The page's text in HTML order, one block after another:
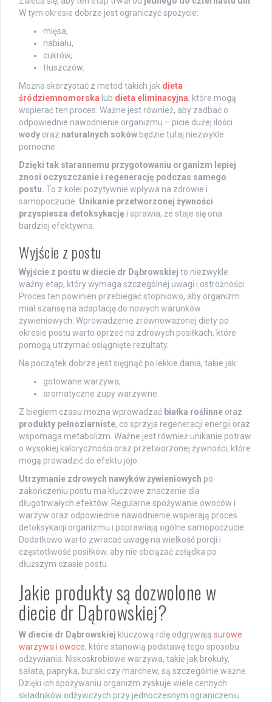
W tym okresie dobrze jest ograniczyć spożycie:
mięsa,
nabiału,
cukrów,
tłuszczów.
Można skorzystać z metod takich jak dieta
śródziemnomorska lub dieta eliminacyjna, które mogą
wspierać ten proces. Ważne jest również, aby zadbać o
odpowiednie nawodnienie organizmu – picie dużej ilości
wody oraz naturalnych soków będzie tutaj niezwykle
pomocne.
Dzięki tak starannemu przygotowaniu organizm lepiej
znosi oczyszczanie i regenerację podczas samego
postu. To z kolei pozytywnie wpływa na zdrowie i
samopoczucie. Unikanie przetworzonej żywności
przyspiesza detoksykację i sprawia, że staje się ona
bardziej efektywna.
Wyjście z postu
Wyjście z postu w diecie dr Dąbrowskiej to niezwykle
ważny etap, który wymaga szczególnej uwagi i ostrożności.
Proces ten powinien przebiegać stopniowo, aby organizm
miał szansę na adaptację do nowych warunków
żywieniowych. Wprowadzenie zrównoważonej diety po
okresie postu warto oprzeć na zdrowych posiłkach, które
pomogą utrzymać osiągnięte rezultaty.
Na początek dobrze jest sięgnąć po lekkie dania, takie jak:
gotowane warzywa,
aromatyczne zupy warzywne.
Z biegiem czasu można wprowadzać białka roślinne oraz
produkty pełnoziarniste, co sprzyja regeneracji energii oraz
wspomaga metabolizm. Ważne jest również unikanie potraw
o wysokiej kaloryczności oraz przetworzonej żywności, które
mogą prowadzić do efektu jojo.
Utrzymanie zdrowych nawyków żywieniowych po
zakończeniu postu ma kluczowe znaczenie dla
długotrwałych efektów. Regularne spożywanie owoców i
warzyw oraz odpowiednie nawodnienie wspierają proces
detoksykacji organizmu i poprawiają ogólne samopoczucie.
Dodatkowo warto zwracać uwagę na wielkość porcji i
częstotliwość posiłków, aby nie obciążać żołądka po
dłuższym czasie postu.
Jakie produkty są dozwolone w
diecie dr Dąbrowskiej?
W diecie dr Dąbrowskiej kluczową rolę odgrywają surowe
warzywa i owoce, które stanowią podstawę tego sposobu
odżywiania. Niskoskrobiowe warzywa, takie jak brokuły,
sałata, papryka, buraki czy marchew, są szczególnie ważne.
Dzięki ich spożywaniu organizm zyskuje wiele cennych
składników odżywczych przy jednoczesnym ograniczeniu